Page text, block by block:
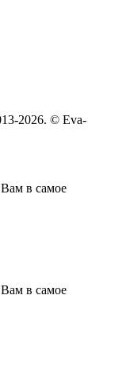
2026. © Eva-
в самое
в самое